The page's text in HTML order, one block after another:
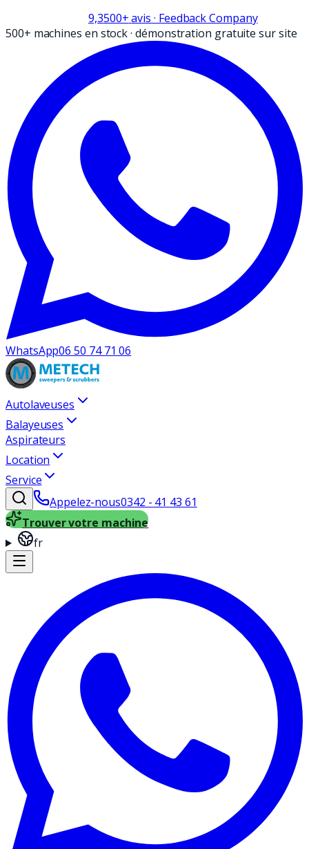
9,3500+avis · Feedback Company
500+ machines en stock·démonstration gratuite sur site
WhatsApp06 50 74 71 06
Autolaveuses
Balayeuses
Aspirateurs
Location
Service
Appelez-nous0342 - 41 43 61
Trouver votre machine
fr